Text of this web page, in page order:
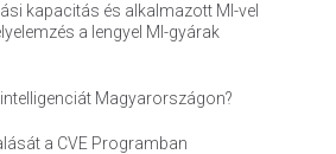
kapacitás és alkalmazott MI-vel
a lengyel MI-gyárak
Magyarországon?
a CVE Programban